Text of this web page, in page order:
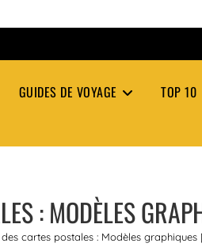
GUIDES DE VOYAGE TOP 10
: MODÈLES
des cartes postales : Modèles